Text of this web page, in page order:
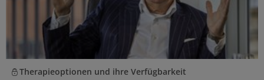
Therapieoptionen und ihre Verfügbarkeit